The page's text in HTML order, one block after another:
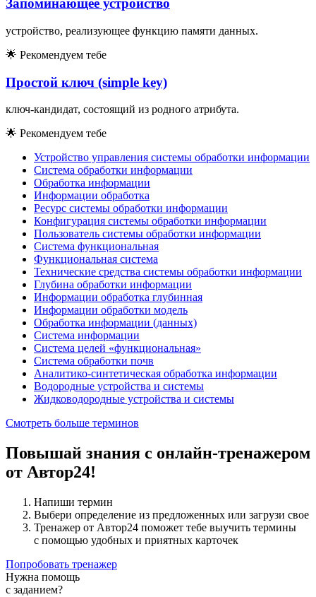
Запоминающее устройство
устройство, реализующее функцию памяти данных.
🌟 Рекомендуем тебе
Простой ключ (simple key)
ключ-кандидат, состоящий из родного атрибута.
🌟 Рекомендуем тебе
Устройство управления системы обработки информации
Система обработки информации
Обработка информации
Информации обработка
Ресурс системы обработки информации
Конфигурация системы обработки информации
Пользователь системы обработки информации
Система функциональная
Функциональная система
Технические средства системы обработки информации
Глубина обработки информации
Информации обработка глубинная
Информации обработки модель
Обработка информации (данных)
Система информации
Система целей «функциональная»
Система обработки почв
Аналитико-синтетическая обработка информации
Водородные устройства и системы
Жидководородные устройства и системы
Смотреть больше терминов
Повышай знания с онлайн-тренажером
от Автор24!
Напиши термин
Выбери определение из предложенных или загрузи свое
Тренажер от Автор24 поможет тебе выучить термины
с помощью удобных и приятных карточек
Попробовать тренажер
Нужна помощь
с заданием?